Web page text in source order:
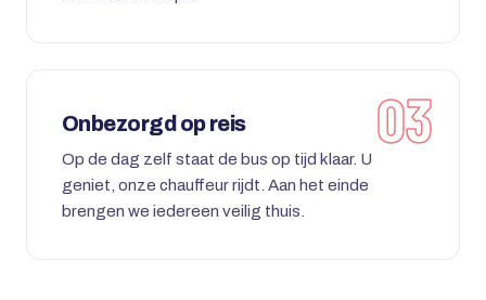
Onbezorgd op reis
Op de dag zelf staat de bus op tijd klaar. U
geniet, onze chauffeur rijdt. Aan het einde
brengen we iedereen veilig thuis.